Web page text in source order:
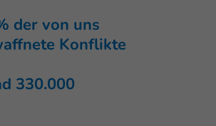
der von uns
Konflikte
330.000